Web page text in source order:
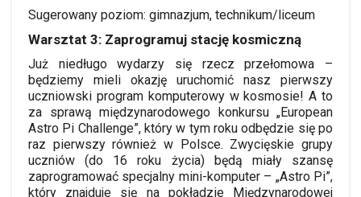
Sugerowany poziom: gimnazjum, technikum/liceum
Warsztat 3: Zaprogramuj stację kosmiczną
Już niedługo wydarzy się rzecz przełomowa –
będziemy mieli okazję uruchomić nasz pierwszy
uczniowski program komputerowy w kosmosie! A to
za sprawą międzynarodowego konkursu „European
Astro Pi Challenge”, który w tym roku odbędzie się po
raz pierwszy również w Polsce. Zwycięskie grupy
uczniów (do 16 roku życia) będą miały szansę
zaprogramować specjalny mini-komputer – „Astro Pi”,
który znajduje się na pokładzie Międzynarodowej